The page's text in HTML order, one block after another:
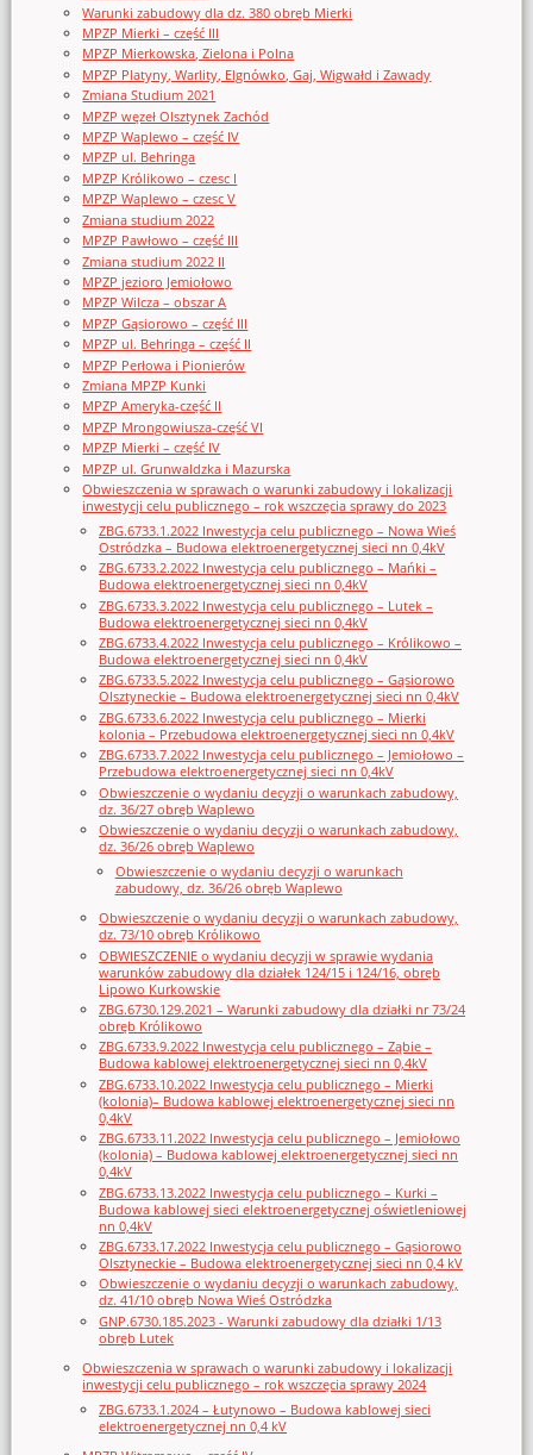
Warunki zabudowy dla dz. 380 obręb Mierki
MPZP Mierki – część III
MPZP Mierkowska, Zielona i Polna
MPZP Platyny, Warlity, Elgnówko, Gaj, Wigwałd i Zawady
Zmiana Studium 2021
MPZP węzeł Olsztynek Zachód
MPZP Waplewo – część IV
MPZP ul. Behringa
MPZP Królikowo – czesc I
MPZP Waplewo – czesc V
Zmiana studium 2022
MPZP Pawłowo – część III
Zmiana studium 2022 II
MPZP jezioro Jemiołowo
MPZP Wilcza – obszar A
MPZP Gąsiorowo – część III
MPZP ul. Behringa – część II
MPZP Perłowa i Pionierów
Zmiana MPZP Kunki
MPZP Ameryka-część II
MPZP Mrongowiusza-część VI
MPZP Mierki – część IV
MPZP ul. Grunwaldzka i Mazurska
Obwieszczenia w sprawach o warunki zabudowy i lokalizacji
inwestycji celu publicznego – rok wszczęcia sprawy do 2023
ZBG.6733.1.2022 Inwestycja celu publicznego – Nowa Wieś
Ostródzka – Budowa elektroenergetycznej sieci nn 0,4kV
ZBG.6733.2.2022 Inwestycja celu publicznego – Mańki –
Budowa elektroenergetycznej sieci nn 0,4kV
ZBG.6733.3.2022 Inwestycja celu publicznego – Lutek –
Budowa elektroenergetycznej sieci nn 0,4kV
ZBG.6733.4.2022 Inwestycja celu publicznego – Królikowo –
Budowa elektroenergetycznej sieci nn 0,4kV
ZBG.6733.5.2022 Inwestycja celu publicznego – Gąsiorowo
Olsztyneckie – Budowa elektroenergetycznej sieci nn 0,4kV
ZBG.6733.6.2022 Inwestycja celu publicznego – Mierki
kolonia – Przebudowa elektroenergetycznej sieci nn 0,4kV
ZBG.6733.7.2022 Inwestycja celu publicznego – Jemiołowo –
Przebudowa elektroenergetycznej sieci nn 0,4kV
Obwieszczenie o wydaniu decyzji o warunkach zabudowy,
dz. 36/27 obręb Waplewo
Obwieszczenie o wydaniu decyzji o warunkach zabudowy,
dz. 36/26 obręb Waplewo
Obwieszczenie o wydaniu decyzji o warunkach
zabudowy, dz. 36/26 obręb Waplewo
Obwieszczenie o wydaniu decyzji o warunkach zabudowy,
dz. 73/10 obręb Królikowo
OBWIESZCZENIE o wydaniu decyzji w sprawie wydania
warunków zabudowy dla działek 124/15 i 124/16, obręb
Lipowo Kurkowskie
ZBG.6730.129.2021 – Warunki zabudowy dla działki nr 73/24
obręb Królikowo
ZBG.6733.9.2022 Inwestycja celu publicznego – Ząbie –
Budowa kablowej elektroenergetycznej sieci nn 0,4kV
ZBG.6733.10.2022 Inwestycja celu publicznego – Mierki
(kolonia)– Budowa kablowej elektroenergetycznej sieci nn
0,4kV
ZBG.6733.11.2022 Inwestycja celu publicznego – Jemiołowo
(kolonia) – Budowa kablowej elektroenergetycznej sieci nn
0,4kV
ZBG.6733.13.2022 Inwestycja celu publicznego – Kurki –
Budowa kablowej sieci elektroenergetycznej oświetleniowej
nn 0,4kV
ZBG.6733.17.2022 Inwestycja celu publicznego – Gąsiorowo
Olsztyneckie – Budowa elektroenergetycznej sieci nn 0,4 kV
Obwieszczenie o wydaniu decyzji o warunkach zabudowy,
dz. 41/10 obręb Nowa Wieś Ostródzka
GNP.6730.185.2023 - Warunki zabudowy dla działki 1/13
obręb Lutek
Obwieszczenia w sprawach o warunki zabudowy i lokalizacji
inwestycji celu publicznego – rok wszczęcia sprawy 2024
ZBG.6733.1.2024 – Łutynowo – Budowa kablowej sieci
elektroenergetycznej nn 0,4 kV